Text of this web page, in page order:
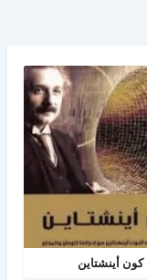
كون أينشتاين